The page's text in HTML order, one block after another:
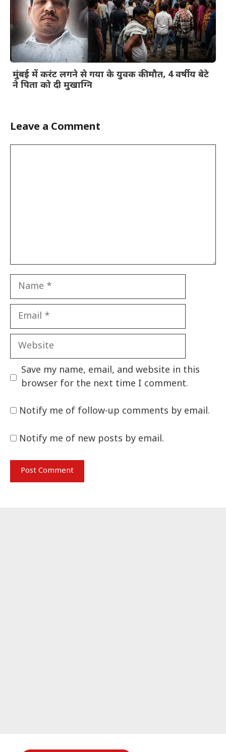
मुंबई में करंट लगने से गया के युवक की मौत, 4 वर्षीय बेटे
ने पिता को दी मुखाग्नि
Leave a Comment
Name
Email
Website
Save my name, email, and website in this
browser for the next time I comment.
Notify me of follow-up comments by email.
Notify me of new posts by email.